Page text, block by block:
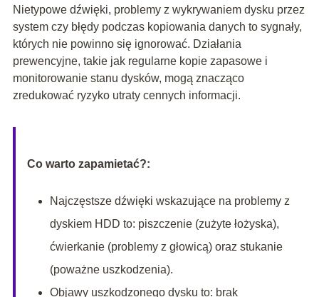
Nietypowe dźwięki, problemy z wykrywaniem dysku przez
system czy błędy podczas kopiowania danych to sygnały,
których nie powinno się ignorować. Działania
prewencyjne, takie jak regularne kopie zapasowe i
monitorowanie stanu dysków, mogą znacząco
zredukować ryzyko utraty cennych informacji.
Co warto zapamietać?:
Najczęstsze dźwięki wskazujące na problemy z
dyskiem HDD to: piszczenie (zużyte łożyska),
ćwierkanie (problemy z głowicą) oraz stukanie
(poważne uszkodzenia).
Objawy uszkodzonego dysku to: brak